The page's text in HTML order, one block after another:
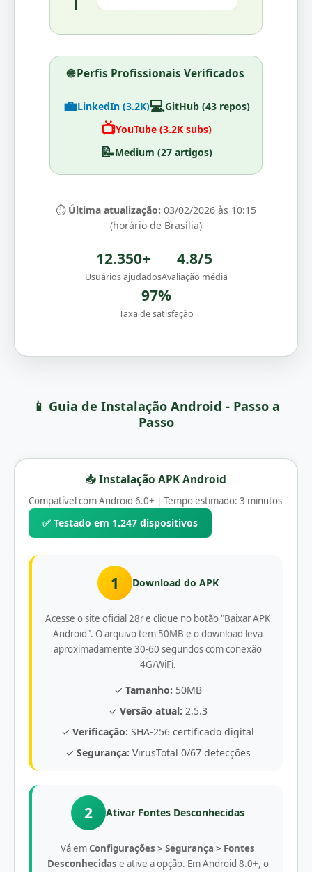
🌐 Perfis Profissionais Verificados
💼LinkedIn (3.2K)💻GitHub (43 repos)
📺YouTube (3.2K subs)
📝Medium (27 artigos)
⏱️ Última atualização: 03/02/2026 às 10:15
(horário de Brasília)
12.350+
Usuários ajudados
4.8/5
Avaliação média
97%
Taxa de satisfação
📱 Guia de Instalação Android - Passo a
Passo
📥 Instalação APK Android
Compatível com Android 6.0+ | Tempo estimado: 3 minutos
✅ Testado em 1.247 dispositivos
1 Download do APK
Acesse o site oficial 28r e clique no botão "Baixar APK
Android". O arquivo tem 50MB e o download leva
aproximadamente 30-60 segundos com conexão
4G/WiFi.
✓ Tamanho: 50MB
✓ Versão atual: 2.5.3
✓ Verificação: SHA-256 certificado digital
✓ Segurança: VirusTotal 0/67 detecções
2 Ativar Fontes Desconhecidas
Vá emConfigurações > Segurança > Fontes
Desconhecidas e ative a opção. Em Android 8.0+, o